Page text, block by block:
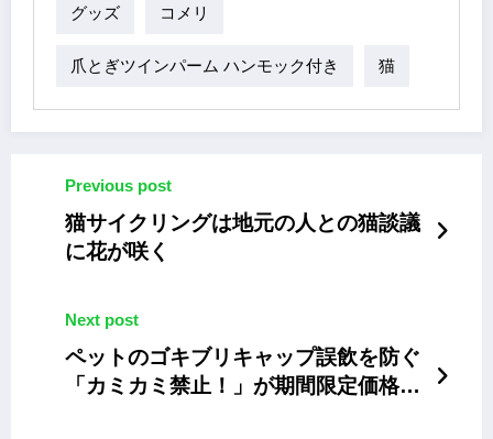
グッズ コメリ
爪とぎツインパーム ハンモック付き 猫
Previous post
猫サイクリングは地元の人との猫談議
に花が咲く
Next post
ペットのゴキブリキャップ誤飲を防ぐ
「カミカミ禁止！」が期間限定価格